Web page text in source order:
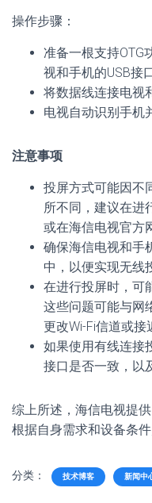
操作步骤：
准备一根支持OTG
视和手机的USB接
将数据线连接电视
电视自动识别手机
注意事项
投屏方式可能因不
所不同，建议在进
或在海信电视官方
确保海信电视和手
中，以便实现无线
在进行投屏时，可
这些问题可能与网
更改Wi-Fi信道或接
如果使用有线连接
接口是否一致，以
综上所述，海信电视提
根据自身需求和设备条件
分类： 技术博客 新闻中